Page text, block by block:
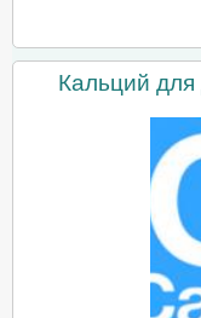
Кальций